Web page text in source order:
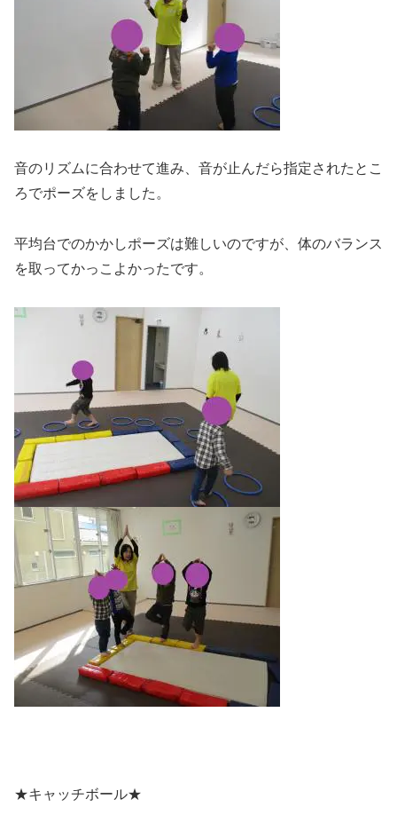
音のリズムに合わせて進み、音が止んだら指定されたとこ
ろでポーズをしました。
平均台でのかかしポーズは難しいのですが、体のバランス
を取ってかっこよかったです。
★キャッチボール★